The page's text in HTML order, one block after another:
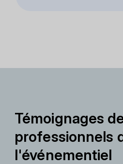
Témoignages
professionnels
l'événementiel